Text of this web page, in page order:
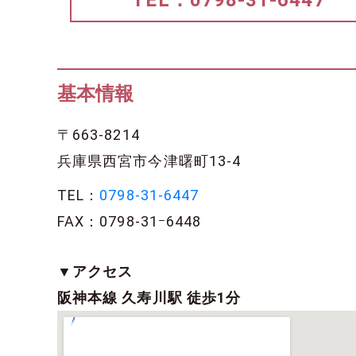
基本情報
〒663-8214
兵庫県西宮市今津曙町13-4
TEL： 0798-31-6447
FAX：0798-31ｰ6448
▼アクセス
阪神本線 久寿川駅 徒歩1分